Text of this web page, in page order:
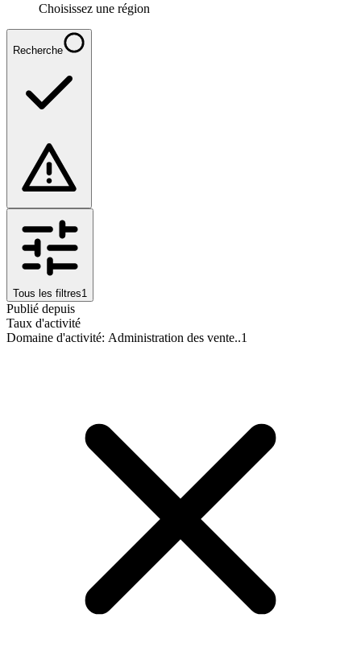
Choisissez une région
Recherche
Tous les filtres1
Publié depuis
Taux d'activité
Domaine d'activité: Administration des vente..1